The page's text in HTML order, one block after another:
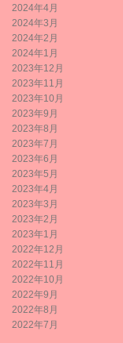
2024年4月
2024年3月
2024年2月
2024年1月
2023年12月
2023年11月
2023年10月
2023年9月
2023年8月
2023年7月
2023年6月
2023年5月
2023年4月
2023年3月
2023年2月
2023年1月
2022年12月
2022年11月
2022年10月
2022年9月
2022年8月
2022年7月